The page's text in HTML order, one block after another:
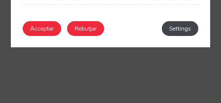
Acceptar Settings
Rebutjar